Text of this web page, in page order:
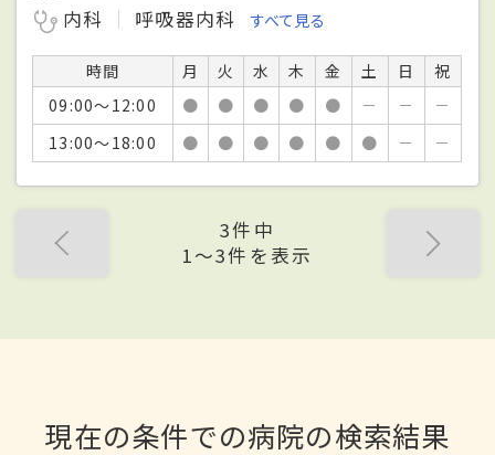
内科
呼吸器内科 すべて見る
時間 月 火 水 木 金 土 日
祝
09:00～12:00
● ● ● ● ● － －
－
13:00～18:00
● ● ● ● ● ● － －
3件中
1〜3件を表示
現在の条件での病院の検索結果